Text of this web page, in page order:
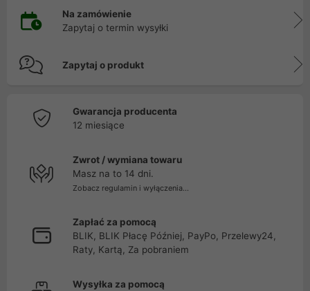
Na zamówienie
Zapytaj o termin wysyłki
Zapytaj o produkt
Gwarancja producenta
12 miesiące
Zwrot / wymiana towaru
Masz na to 14 dni.
Zobacz regulamin i wyłączenia...
Zapłać za pomocą
BLIK, BLIK Płacę Później, PayPo, Przelewy24,
Raty, Kartą, Za pobraniem
Wysyłka za pomocą